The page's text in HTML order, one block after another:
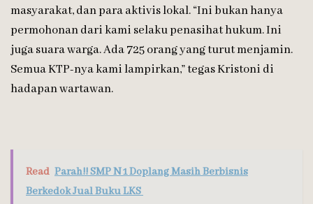
masyarakat, dan para aktivis lokal. “Ini bukan hanya
permohonan dari kami selaku penasihat hukum. Ini
juga suara warga. Ada 725 orang yang turut menjamin.
Semua KTP-nya kami lampirkan,” tegas Kristoni di
hadapan wartawan.
Read Parah!! SMP N 1 Doplang Masih Berbisnis
Berkedok Jual Buku LKS